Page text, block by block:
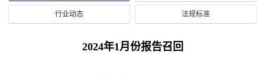
行业动态 法规标准
2024年1月份报告召回